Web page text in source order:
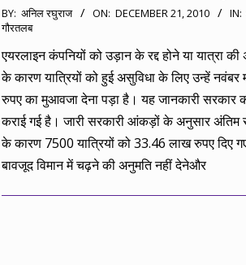
2010-
12-
21
BY: अनिल रघुराज ON: DECEMBER 21, 2010 IN:
गौरतलब
एयरलाइन कंपनियों को उड़ान के रद्द होने या यात्रा की
के कारण यात्रियों को हुई असुविधा के लिए उन्हें
रुपए का मुआवजा देना पड़ा है। यह जानकारी सरकार
कराई गई है। जारी सरकारी आंकड़ों के अनुसार अंतिम
के कारण 7500 यात्रियों को 33.46 लाख रुपए दिए
बावजूद विमान में चढ़ने की अनुमति नहीं देनेऔर